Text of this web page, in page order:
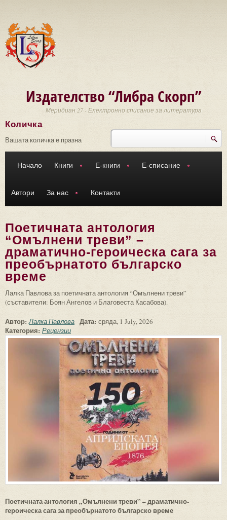
Издателство “Либра Скорп”
Меридиан 27 - Електронно списание за литература
Търси
Количка
Вашата количка е празна
Начало Книги Е-книги Е-списание
Автори За нас Контакти
Поетичната антология
“Омълнени треви” –
драматично-героическа сага за
преобърнатото българско
време
Лалка Павлова за поетичната антология “Омълнени треви”
(съставители: Боян Ангелов и Благовеста Касабова).
Автор:Лалка Павлова Дата: сряда, 1 July, 2026
Категория: Рецензии
Поетичната антология „Омълнени треви” – драматично-
героическа сага за преобърнатото българско време